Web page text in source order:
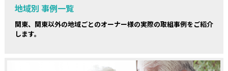
地域別 事例一覧
関東、関東以外の地域ごとのオーナー様の実際の取組事例をご紹介
します。